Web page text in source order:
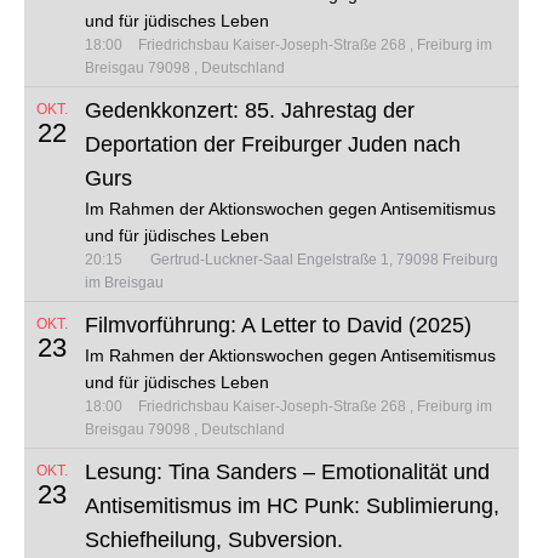
und für jüdisches Leben
18:00 Friedrichsbau Kaiser-Joseph-Straße 268
Freiburg im
Breisgau 79098
Deutschland
OKT.
22
Gedenkkonzert: 85. Jahrestag der
Deportation der Freiburger Juden nach
Gurs
Im Rahmen der Aktionswochen gegen Antisemitismus
und für jüdisches Leben
20:15
Gertrud-Luckner-Saal Engelstraße 1, 79098 Freiburg
im Breisgau
OKT.
23
Filmvorführung: A Letter to David (2025)
Im Rahmen der Aktionswochen gegen Antisemitismus
und für jüdisches Leben
18:00 Friedrichsbau Kaiser-Joseph-Straße 268
Freiburg im
Breisgau 79098
Deutschland
OKT.
23
Lesung: Tina Sanders – Emotionalität und
Antisemitismus im HC Punk: Sublimierung,
Schiefheilung, Subversion.